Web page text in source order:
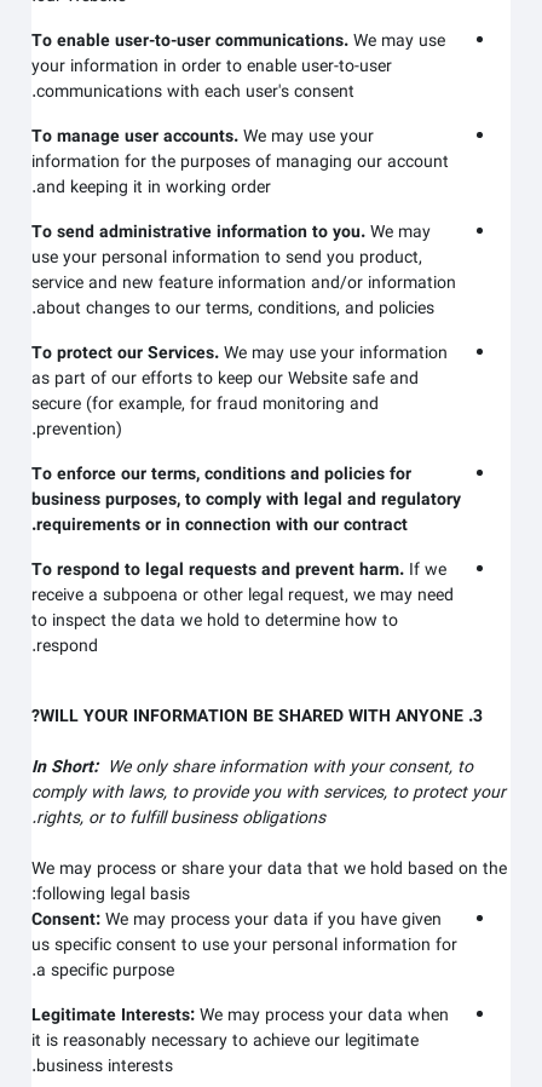
To enable user-to-user communications.We may use
your information in order to enable user-to-user
communications with each user's consent.
To manage user accounts.We may use your
information for the purposes of managing our account
and keeping it in working order.
To send administrative information to you.We may
use your personal information to send you product,
service and new feature information and/or information
about changes to our terms, conditions, and policies.
To protect our Services.We may use your information
as part of our efforts to keep ourWebsitesafe and
secure (for example, for fraud monitoring and
prevention).
To enforce our terms, conditions and policies for
business purposes, to comply with legal and regulatory
requirements or in connection with our contract.
To respond to legal requests and prevent harm.If we
receive a subpoena or other legal request, we may need
to inspect the data we hold to determine how to
respond.
In Short:We only share information with your consent, to
comply with laws, to provide you with services, to protect your
rights, or to fulfill business obligations.
We may process or share your data that we hold based on the
following legal basis:
Consent:We may process your data if you have given
us specific consent to use your personal information for
a specific purpose.
Legitimate Interests:We may process your data when
it is reasonably necessary to achieve our legitimate
business interests.